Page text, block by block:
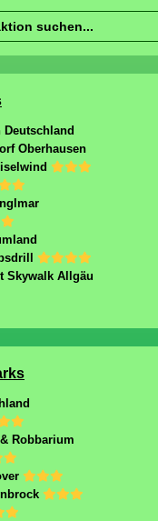
Oberhausen
Skywalk Allgäu
Robbarium